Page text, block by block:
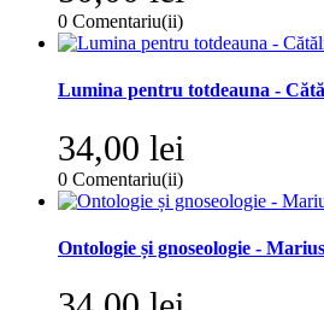
0 Comentariu(ii)
Lumina pentru totdeauna -
34,00 lei
0 Comentariu(ii)
Ontologie și gnoseologie -